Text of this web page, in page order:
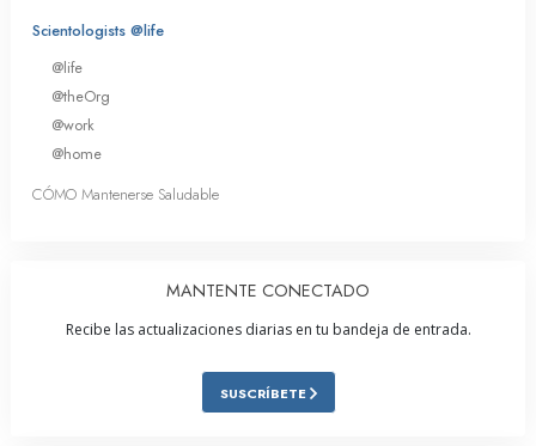
Scientologists @life
@life
@theOrg
@work
@home
CÓMO Mantenerse Saludable
MANTENTE CONECTADO
Recibe las actualizaciones diarias en tu bandeja de entrada.
SUSCRÍBETE